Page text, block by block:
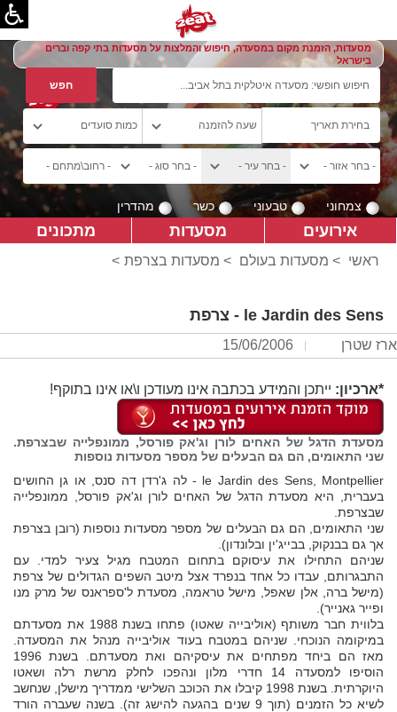
מסעדות, הזמנת מקום במסעדה, חיפוש והמלצות על מסעדות בתי קפה וברים
בישראל
צמחוני טבעוני כשר מהדרין
אירועים מסעדות מתכונים
ראשי > מסעדות בעולם > מסעדות בצרפת >
le Jardin des Sens - צרפת
ארז שטרן 15/06/2006
*ארכיון: ייתכן והמידע בכתבה אינו מעודכן ו\או אינו בתוקף!
מסעדת הדגל של האחים לורן וג'אק פורסל, ממונפלייה שבצרפת.
שני התאומים, הם גם הבעלים של מספר מסעדות נוספות
le Jardin des Sens, Montpellier - לה ג'רדן דה סנס, או גן החושים
בעברית, היא מסעדת הדגל של האחים לורן וג'אק פורסל, ממונפלייה
שבצרפת.
שני התאומים, הם גם הבעלים של מספר מסעדות נוספות (רובן בצרפת
אך גם בבנקוק, בבייג'ין ובלונדון).
שניהם התחילו את עיסוקם בתחום המטבח מגיל צעיר למדי. עם
התבגרותם, עבדו כל אחד בנפרד אצל מיטב השפים הגדולים של צרפת
(מישל ברה, אלן שאפל, מישל טראמה, מסעדת ל'ספראנס של מרק מנו
ופייר גאנייר).
בלווית חבר משותף (אוליבייה שאטו) פתחו בשנת 1988 את מסעדתם
במיקומה הנוכחי. שניהם במטבח בעוד אוליבייה מנהל את המסעדה.
מאז הם ביחד מפתחים את עיסקיהם ואת מסעדתם. בשנת 1996
הוסיפו למסעדה 14 חדרי מלון ונהפכו לחלק מרשת רלה ושאטו
היוקרתית. בשנת 1998 קיבלו את הכוכב השלישי ממדריך מישלן, שנחשב
לשיא כל הזמנים (תוך 9 שנים בהגעה להישג זה). בשנה שעברה הורד